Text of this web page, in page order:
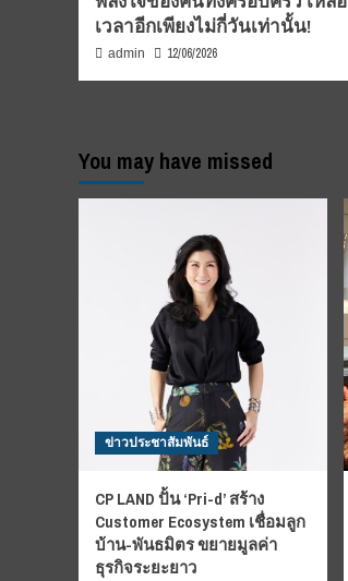
เวลาอีกเพียงไม่กี่วันเท่านั้น!
admin 12/06/2026
You may have missed
ข่าวประชาสัมพันธ์
CP LAND ปั้น ‘Pri-d’ สร้าง
Customer Ecosystem เชื่อมลูก
บ้าน-พันธมิตร ขยายมูลค่า
ธุรกิจระยะยาว